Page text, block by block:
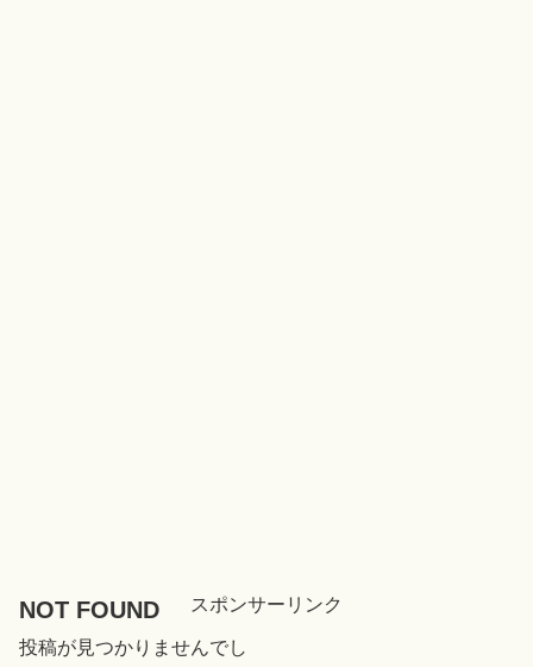
NOT FOUND
投稿が見つかりませんでし
スポンサーリンク